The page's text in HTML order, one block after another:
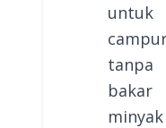
untuk
tanpa
bakar